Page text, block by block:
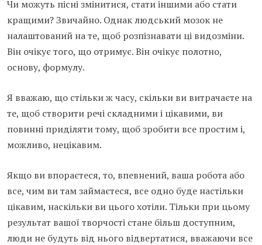
Чи можуть пісні змінитися, стати іншими або стати
кращими? Звичайно. Однак людський мозок не
налаштований на те, щоб розпізнавати ці видозміни.
Він очікує того, що отримує. Він очікує полотно,
основу, формулу.
Я вважаю, що стільки ж часу, скільки ви витрачаєте на
те, щоб створити речі складними і цікавими, ви
повинні приділяти тому, щоб зробити все простим і,
можливо, нецікавим.
Якщо ви впораєтеся, то, впевнений, ваша робота або
все, чим ви там займаєтеся, все одно буде настільки
цікавим, наскільки ви цього хотіли. Тільки при цьому
результат вашої творчості стане більш доступним,
люди не будуть від нього відвертатися, вважаючи все